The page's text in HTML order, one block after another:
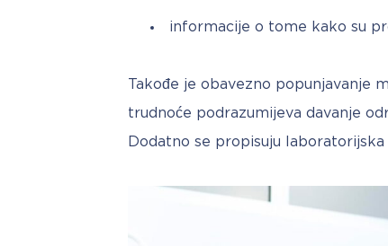
informacije o tome kako su
Takođe je obavezno popunjavanje
trudnoće podrazumijeva davanje
Dodatno se propisuju